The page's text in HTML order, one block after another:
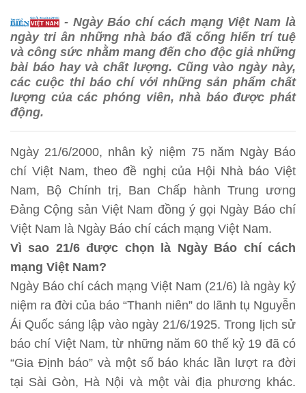
- Ngày Báo chí cách mạng Việt Nam là
ngày tri ân những nhà báo đã cống hiến trí tuệ
và công sức nhằm mang đến cho độc giả những
bài báo hay và chất lượng. Cũng vào ngày này,
các cuộc thi báo chí với những sản phẩm chất
lượng của các phóng viên, nhà báo được phát
động.
Ngày 21/6/2000, nhân kỷ niệm 75 năm Ngày Báo
chí Việt Nam, theo đề nghị của Hội Nhà báo Việt
Nam, Bộ Chính trị, Ban Chấp hành Trung ương
Đảng Cộng sản Việt Nam đồng ý gọi Ngày Báo chí
Việt Nam là Ngày Báo chí cách mạng Việt Nam.
Vì sao 21/6 được chọn là Ngày Báo chí cách
mạng Việt Nam?
Ngày Báo chí cách mạng Việt Nam (21/6) là ngày kỷ
niệm ra đời của báo “Thanh niên” do lãnh tụ Nguyễn
Ái Quốc sáng lập vào ngày 21/6/1925. Trong lịch sử
báo chí Việt Nam, từ những năm 60 thế kỷ 19 đã có
“Gia Định báo” và một số báo khác lần lượt ra đời
tại Sài Gòn, Hà Nội và một vài địa phương khác.